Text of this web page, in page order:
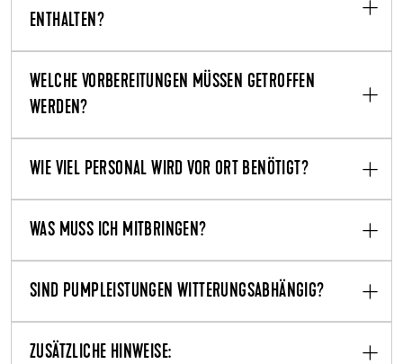
ENTHALTEN?
WELCHE VORBEREITUNGEN MÜSSEN GETROFFEN
WERDEN?
WIE VIEL PERSONAL WIRD VOR ORT BENÖTIGT?
WAS MUSS ICH MITBRINGEN?
SIND PUMPLEISTUNGEN WITTERUNGSABHÄNGIG?
ZUSÄTZLICHE HINWEISE: